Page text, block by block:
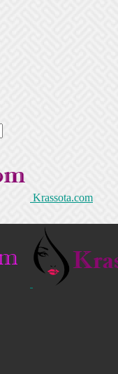
Krassota.com